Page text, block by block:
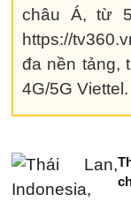
châu Á, từ
https://
đa nền tảng,
4G/5G Viettel.